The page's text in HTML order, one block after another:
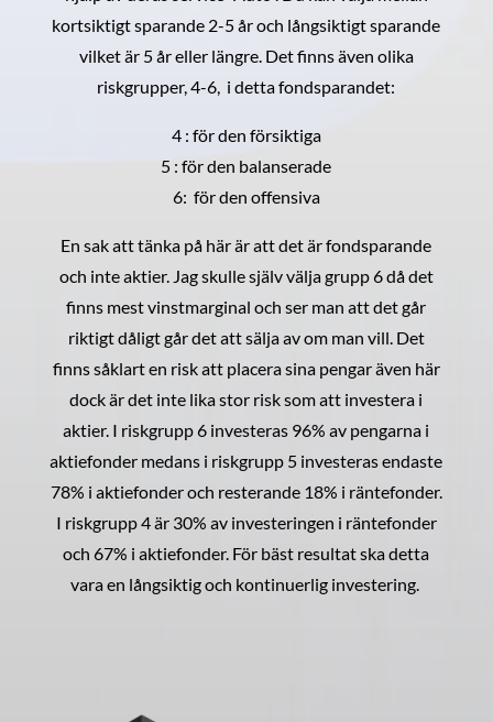
kortsiktigt sparande 2-5 år och långsiktigt sparande
vilket är 5 år eller längre. Det finns även olika
riskgrupper, 4-6, i detta fondsparandet:
4 : för den försiktiga
5 : för den balanserade
6: för den offensiva
En sak att tänka på här är att det är fondsparande
och inte aktier. Jag skulle själv välja grupp 6 då det
finns mest vinstmarginal och ser man att det går
riktigt dåligt går det att sälja av om man vill. Det
finns såklart en risk att placera sina pengar även här
dock är det inte lika stor risk som att investera i
aktier. I riskgrupp 6 investeras 96% av pengarna i
aktiefonder medans i riskgrupp 5 investeras endaste
78% i aktiefonder och resterande 18% i räntefonder.
I riskgrupp 4 är 30% av investeringen i räntefonder
och 67% i aktiefonder. För bäst resultat ska detta
vara en långsiktig och kontinuerlig investering.